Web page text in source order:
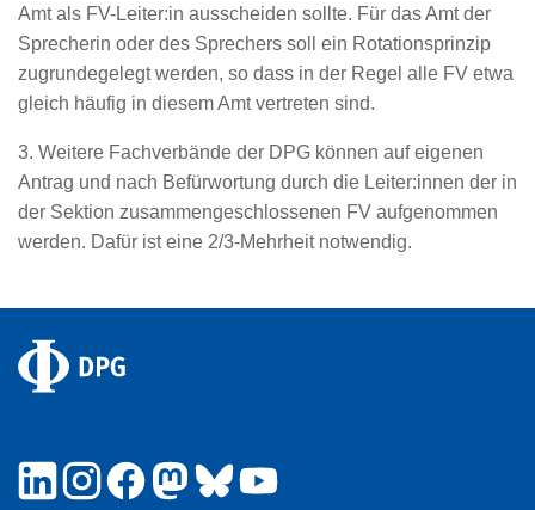
Amt als FV-Leiter:in ausscheiden sollte. Für das Amt der
Sprecherin oder des Sprechers soll ein Rotationsprinzip
zugrundegelegt werden, so dass in der Regel alle FV etwa
gleich häufig in diesem Amt vertreten sind.
3. Weitere Fachverbände der DPG können auf eigenen
Antrag und nach Befürwortung durch die Leiter:innen der in
der Sektion zusammengeschlossenen FV aufgenommen
werden. Dafür ist eine 2/3-Mehrheit notwendig.